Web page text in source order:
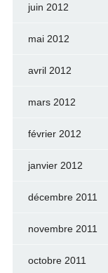
juin 2012
mai 2012
avril 2012
mars 2012
février 2012
janvier 2012
décembre 2011
novembre 2011
octobre 2011